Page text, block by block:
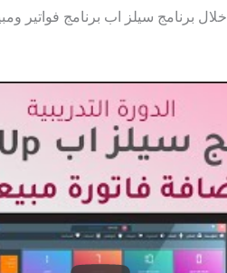
برنامج سيلز اب برنامج فواتير